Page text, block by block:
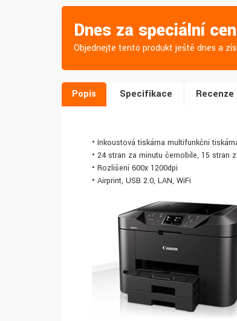
Dnes za speciální
Objednejte tento produkt ještě dnes a
Popis Specifikace Recenze
• Inkoustová tiskárna multifunkční
• 24 stran za minutu černobíle, 15 stran
• Rozlišení 600x 1200dpi
• Airprint, USB 2.0, LAN, WiFi